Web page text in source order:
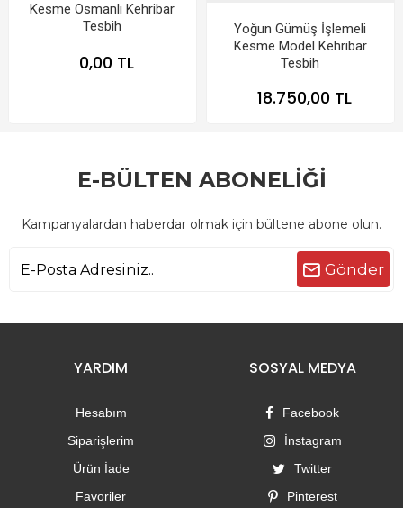
Kesme Osmanlı Kehribar
Tesbih
0,00 TL
Yoğun Gümüş İşlemeli
Kesme Model Kehribar
Tesbih
18.750,00 TL
E-BÜLTEN ABONELİĞİ
Kampanyalardan haberdar olmak için bültene abone olun.
Gönder
YARDIM
Hesabım
Siparişlerim
Ürün İade
Favoriler
SOSYAL MEDYA
Facebook
İnstagram
Twitter
Pinterest